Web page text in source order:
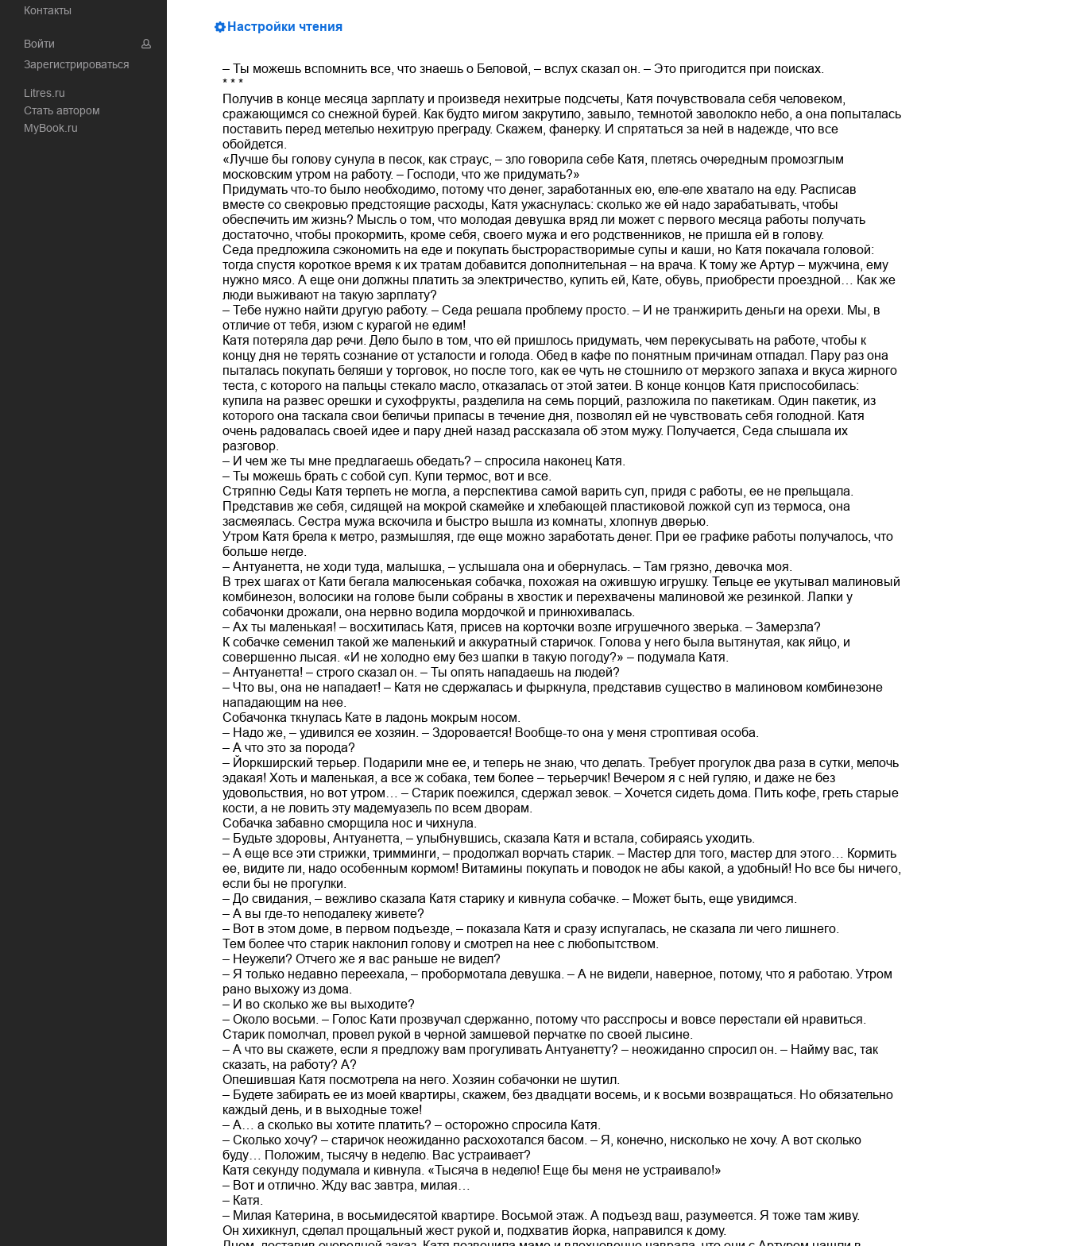
Контакты
Войти
Зарегистрироваться
Litres.ru
Стать автором
MyBook.ru
Настройки чтения
– Ты можешь вспомнить все, что знаешь о Беловой, – вслух сказал он. – Это пригодится при поисках.
* * *
Получив в конце месяца зарплату и произведя нехитрые подсчеты, Катя почувствовала себя человеком,
сражающимся со снежной бурей. Как будто мигом закрутило, завыло, темнотой заволокло небо, а она попыталась
поставить перед метелью нехитрую преграду. Скажем, фанерку. И спрятаться за ней в надежде, что все
обойдется.
«Лучше бы голову сунула в песок, как страус, – зло говорила себе Катя, плетясь очередным промозглым
московским утром на работу. – Господи, что же придумать?»
Придумать что-то было необходимо, потому что денег, заработанных ею, еле-еле хватало на еду. Расписав
вместе со свекровью предстоящие расходы, Катя ужаснулась: сколько же ей надо зарабатывать, чтобы
обеспечить им жизнь? Мысль о том, что молодая девушка вряд ли может с первого месяца работы получать
достаточно, чтобы прокормить, кроме себя, своего мужа и его родственников, не пришла ей в голову.
Седа предложила сэкономить на еде и покупать быстрорастворимые супы и каши, но Катя покачала головой:
тогда спустя короткое время к их тратам добавится дополнительная – на врача. К тому же Артур – мужчина, ему
нужно мясо. А еще они должны платить за электричество, купить ей, Кате, обувь, приобрести проездной… Как же
люди выживают на такую зарплату?
– Тебе нужно найти другую работу. – Седа решала проблему просто. – И не транжирить деньги на орехи. Мы, в
отличие от тебя, изюм с курагой не едим!
Катя потеряла дар речи. Дело было в том, что ей пришлось придумать, чем перекусывать на работе, чтобы к
концу дня не терять сознание от усталости и голода. Обед в кафе по понятным причинам отпадал. Пару раз она
пыталась покупать беляши у торговок, но после того, как ее чуть не стошнило от мерзкого запаха и вкуса жирного
теста, с которого на пальцы стекало масло, отказалась от этой затеи. В конце концов Катя приспособилась:
купила на развес орешки и сухофрукты, разделила на семь порций, разложила по пакетикам. Один пакетик, из
которого она таскала свои беличьи припасы в течение дня, позволял ей не чувствовать себя голодной. Катя
очень радовалась своей идее и пару дней назад рассказала об этом мужу. Получается, Седа слышала их
разговор.
– И чем же ты мне предлагаешь обедать? – спросила наконец Катя.
– Ты можешь брать с собой суп. Купи термос, вот и все.
Стряпню Седы Катя терпеть не могла, а перспектива самой варить суп, придя с работы, ее не прельщала.
Представив же себя, сидящей на мокрой скамейке и хлебающей пластиковой ложкой суп из термоса, она
засмеялась. Сестра мужа вскочила и быстро вышла из комнаты, хлопнув дверью.
Утром Катя брела к метро, размышляя, где еще можно заработать денег. При ее графике работы получалось, что
больше негде.
– Антуанетта, не ходи туда, малышка, – услышала она и обернулась. – Там грязно, девочка моя.
В трех шагах от Кати бегала малюсенькая собачка, похожая на ожившую игрушку. Тельце ее укутывал малиновый
комбинезон, волосики на голове были собраны в хвостик и перехвачены малиновой же резинкой. Лапки у
собачонки дрожали, она нервно водила мордочкой и принюхивалась.
– Ах ты маленькая! – восхитилась Катя, присев на корточки возле игрушечного зверька. – Замерзла?
К собачке семенил такой же маленький и аккуратный старичок. Голова у него была вытянутая, как яйцо, и
совершенно лысая. «И не холодно ему без шапки в такую погоду?» – подумала Катя.
– Антуанетта! – строго сказал он. – Ты опять нападаешь на людей?
– Что вы, она не нападает! – Катя не сдержалась и фыркнула, представив существо в малиновом комбинезоне
нападающим на нее.
Собачонка ткнулась Кате в ладонь мокрым носом.
– Надо же, – удивился ее хозяин. – Здоровается! Вообще-то она у меня строптивая особа.
– А что это за порода?
– Йоркширский терьер. Подарили мне ее, и теперь не знаю, что делать. Требует прогулок два раза в сутки, мелочь
эдакая! Хоть и маленькая, а все ж собака, тем более – терьерчик! Вечером я с ней гуляю, и даже не без
удовольствия, но вот утром… – Старик поежился, сдержал зевок. – Хочется сидеть дома. Пить кофе, греть старые
кости, а не ловить эту мадемуазель по всем дворам.
Собачка забавно сморщила нос и чихнула.
– Будьте здоровы, Антуанетта, – улыбнувшись, сказала Катя и встала, собираясь уходить.
– А еще все эти стрижки, тримминги, – продолжал ворчать старик. – Мастер для того, мастер для этого… Кормить
ее, видите ли, надо особенным кормом! Витамины покупать и поводок не абы какой, а удобный! Но все бы ничего,
если бы не прогулки.
– До свидания, – вежливо сказала Катя старику и кивнула собачке. – Может быть, еще увидимся.
– А вы где-то неподалеку живете?
– Вот в этом доме, в первом подъезде, – показала Катя и сразу испугалась, не сказала ли чего лишнего.
Тем более что старик наклонил голову и смотрел на нее с любопытством.
– Неужели? Отчего же я вас раньше не видел?
– Я только недавно переехала, – пробормотала девушка. – А не видели, наверное, потому, что я работаю. Утром
рано выхожу из дома.
– И во сколько же вы выходите?
– Около восьми. – Голос Кати прозвучал сдержанно, потому что расспросы и вовсе перестали ей нравиться.
Старик помолчал, провел рукой в черной замшевой перчатке по своей лысине.
– А что вы скажете, если я предложу вам прогуливать Антуанетту? – неожиданно спросил он. – Найму вас, так
сказать, на работу? А?
Опешившая Катя посмотрела на него. Хозяин собачонки не шутил.
– Будете забирать ее из моей квартиры, скажем, без двадцати восемь, и к восьми возвращаться. Но обязательно
каждый день, и в выходные тоже!
– А… а сколько вы хотите платить? – осторожно спросила Катя.
– Сколько хочу? – старичок неожиданно расхохотался басом. – Я, конечно, нисколько не хочу. А вот сколько
буду… Положим, тысячу в неделю. Вас устраивает?
Катя секунду подумала и кивнула. «Тысяча в неделю! Еще бы меня не устраивало!»
– Вот и отлично. Жду вас завтра, милая…
– Катя.
– Милая Катерина, в восьмидесятой квартире. Восьмой этаж. А подъезд ваш, разумеется. Я тоже там живу.
Он хихикнул, сделал прощальный жест рукой и, подхватив йорка, направился к дому.